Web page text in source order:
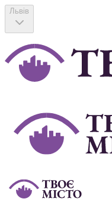
Львів